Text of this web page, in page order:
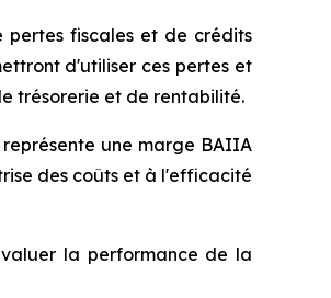
fiscales et de crédits
d'utiliser ces pertes et
trésorerie et de rentabilité.
une marge BAIIA
des coûts et à l'efficacité
la performance de la